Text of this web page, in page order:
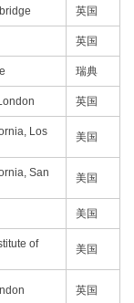
英国
英国
瑞典
英国
Los
美国
San
美国
美国
of
美国
英国